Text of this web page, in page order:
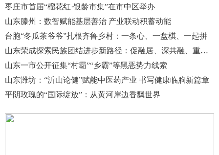
枣庄市首届“榴花红·银龄市集”在市中区举办
山东滕州：数智赋能基层善治 产业联动积蓄动能
台胞“冬瓜茶爷爷”扎根齐鲁乡村：一条心、一盘棋、一起拼
山东荣成探索民族团结进步新路径：促融居、深共融、重育人
山东一市公开征集“村霸”“乡霸”等黑恶势力线索
山东潍坊：“沂山论健”赋能中医药产业 书写健康临朐新篇章
平阴玫瑰的“国际绽放”：从黄河岸边香飘世界